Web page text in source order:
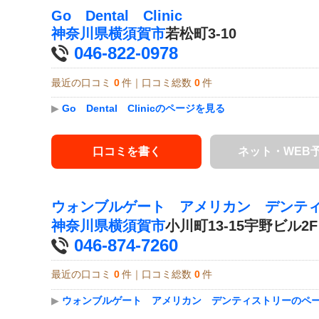
Go Dental Clinic
神奈川県横須賀市若松町3-10
046-822-0978
最近の口コミ 0 件｜口コミ総数 0 件
▶ Go Dental Clinicのページを見る
口コミを書く ネット・WEB
ウォンブルゲート アメリカン デンテ
神奈川県横須賀市小川町13-15宇野ビル2F
046-874-7260
最近の口コミ 0 件｜口コミ総数 0 件
▶ ウォンブルゲート アメリカン デンティストリーのペ